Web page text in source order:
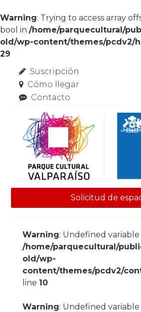
Warning: Trying to access array
bool in /home/parquecultural/
old/wp-content/themes/pcdv2/
29
Suscripción
Cómo llegar
Contacto
Solicitud de
Warning: Undefined
/home/parquecultural/
old/wp-
content/themes/pcdv2/
line 10
Warning: Undefined